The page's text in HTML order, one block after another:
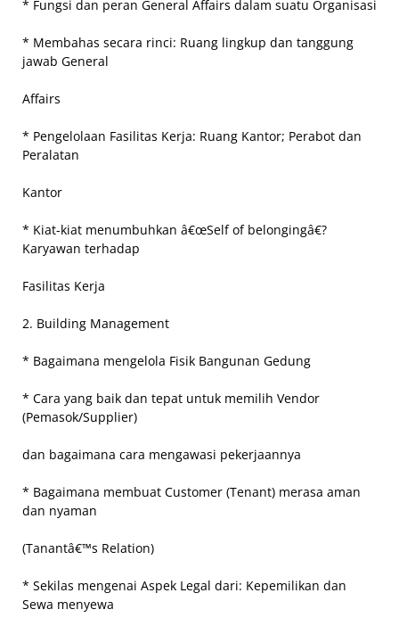
* Fungsi dan peran General Affairs dalam suatu Organisasi
* Membahas secara rinci: Ruang lingkup dan tanggung
jawab General
Affairs
* Pengelolaan Fasilitas Kerja: Ruang Kantor; Perabot dan
Peralatan
Kantor
* Kiat-kiat menumbuhkan â€œSelf of belongingâ€?
Karyawan terhadap
Fasilitas Kerja
2. Building Management
* Bagaimana mengelola Fisik Bangunan Gedung
* Cara yang baik dan tepat untuk memilih Vendor
(Pemasok/Supplier)
dan bagaimana cara mengawasi pekerjaannya
* Bagaimana membuat Customer (Tenant) merasa aman
dan nyaman
(Tanantâ€™s Relation)
* Sekilas mengenai Aspek Legal dari: Kepemilikan dan
Sewa menyewa